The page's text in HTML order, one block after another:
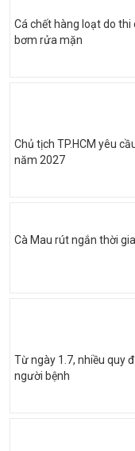
Cá chết hàng loạt do thi
bơm rửa mặn
Chủ tịch TP.HCM yêu
năm 2027
Cà Mau rút ngắn thời
Từ ngày 1.7, nhiều quy
người bệnh